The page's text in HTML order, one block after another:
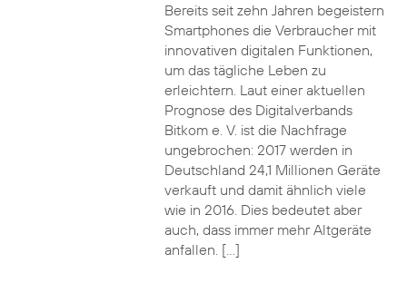
Bereits seit zehn Jahren begeistern
Smartphones die Verbraucher mit
innovativen digitalen Funktionen,
um das tägliche Leben zu
erleichtern. Laut einer aktuellen
Prognose des Digitalverbands
Bitkom e. V. ist die Nachfrage
ungebrochen: 2017 werden in
Deutschland 24,1 Millionen Geräte
verkauft und damit ähnlich viele
wie in 2016. Dies bedeutet aber
auch, dass immer mehr Altgeräte
anfallen. […]